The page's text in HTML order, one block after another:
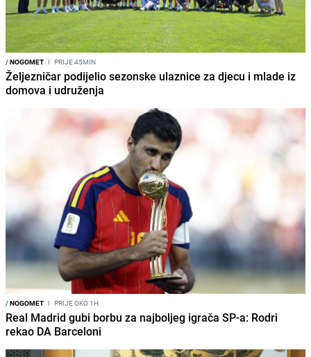
/NOGOMET I PRIJE 45MIN
Željezničar podijelio sezonske ulaznice za djecu i mlade iz
domova i udruženja
/NOGOMET I PRIJE OKO 1H
Real Madrid gubi borbu za najboljeg igrača SP-a: Rodri
rekao DA Barceloni